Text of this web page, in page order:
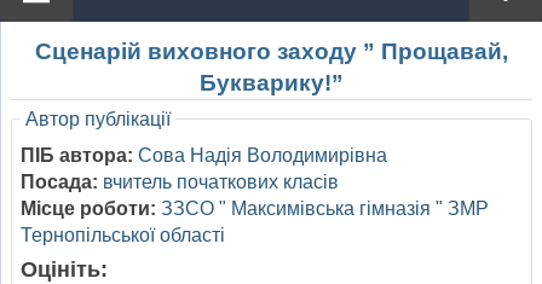
Сценарій виховного заходу ” Прощавай,
Букварику!”
Автор публікації
ПІБ автора: Сова Надія Володимирівна
Посада: вчитель початкових класів
Місце роботи: ЗЗСО " Максимівська гімназія " ЗМР
Тернопільської області
Оцініть: